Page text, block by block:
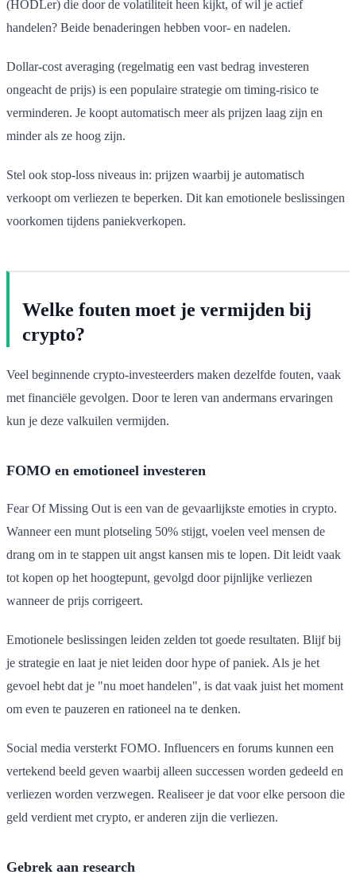
(HODLer) die door de volatiliteit heen kijkt, of wil je actief
handelen? Beide benaderingen hebben voor- en nadelen.
Dollar-cost averaging (regelmatig een vast bedrag investeren
ongeacht de prijs) is een populaire strategie om timing-risico te
verminderen. Je koopt automatisch meer als prijzen laag zijn en
minder als ze hoog zijn.
Stel ook stop-loss niveaus in: prijzen waarbij je automatisch
verkoopt om verliezen te beperken. Dit kan emotionele beslissingen
voorkomen tijdens paniekverkopen.
Welke fouten moet je vermijden bij
crypto?
Veel beginnende crypto-investeerders maken dezelfde fouten, vaak
met financiële gevolgen. Door te leren van andermans ervaringen
kun je deze valkuilen vermijden.
FOMO en emotioneel investeren
Fear Of Missing Out is een van de gevaarlijkste emoties in crypto.
Wanneer een munt plotseling 50% stijgt, voelen veel mensen de
drang om in te stappen uit angst kansen mis te lopen. Dit leidt vaak
tot kopen op het hoogtepunt, gevolgd door pijnlijke verliezen
wanneer de prijs corrigeert.
Emotionele beslissingen leiden zelden tot goede resultaten. Blijf bij
je strategie en laat je niet leiden door hype of paniek. Als je het
gevoel hebt dat je "nu moet handelen", is dat vaak juist het moment
om even te pauzeren en rationeel na te denken.
Social media versterkt FOMO. Influencers en forums kunnen een
vertekend beeld geven waarbij alleen successen worden gedeeld en
verliezen worden verzwegen. Realiseer je dat voor elke persoon die
geld verdient met crypto, er anderen zijn die verliezen.
Gebrek aan research